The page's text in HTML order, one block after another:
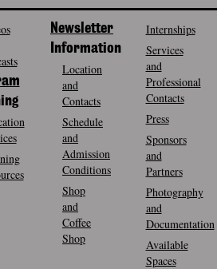
Newsletter
Information
Location
and
Contacts
Schedule
and
Admission
Conditions
Shop
and
Coffee
Shop
Internships
Services
and
Professional
Contacts
Press
Sponsors
and
Partners
Photography
and
Documentation
Available
Spaces